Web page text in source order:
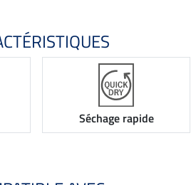
Séchage rapide